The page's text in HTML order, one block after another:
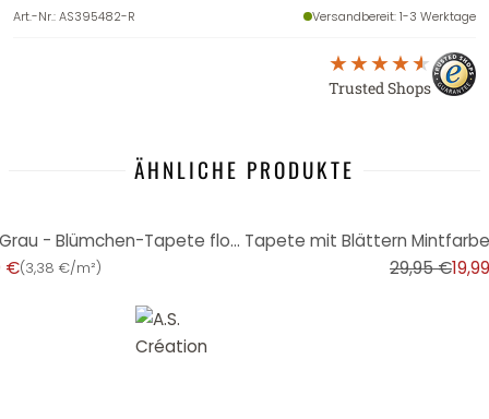
Art.-Nr.:AS395482-R Versandbereit: 1-3 Werktage
Trusted Shops
ÄHNLICHE PRODUKTE
Vliestapete Äste Blüten Rosa Grau - Blümchen-Tapete floral - Blumen Mustertapete
€(3,38 €/m²) 29,95 €